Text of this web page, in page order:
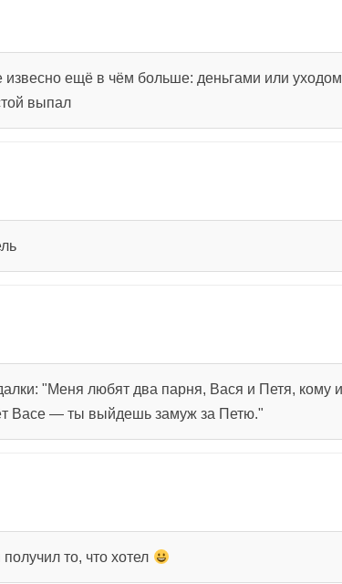
извесно ещё в чём больше: деньгами или
выпал
"Меня любят два парня, Вася и Петя, кому
Васе — ты выйдешь замуж за Петю."
то, что хотел